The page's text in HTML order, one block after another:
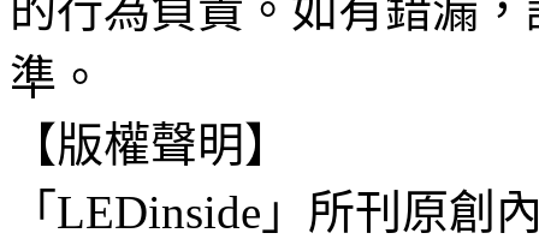
準。
【版權聲明】
「LEDinside」所刊原創